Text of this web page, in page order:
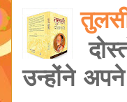
उन्होंने